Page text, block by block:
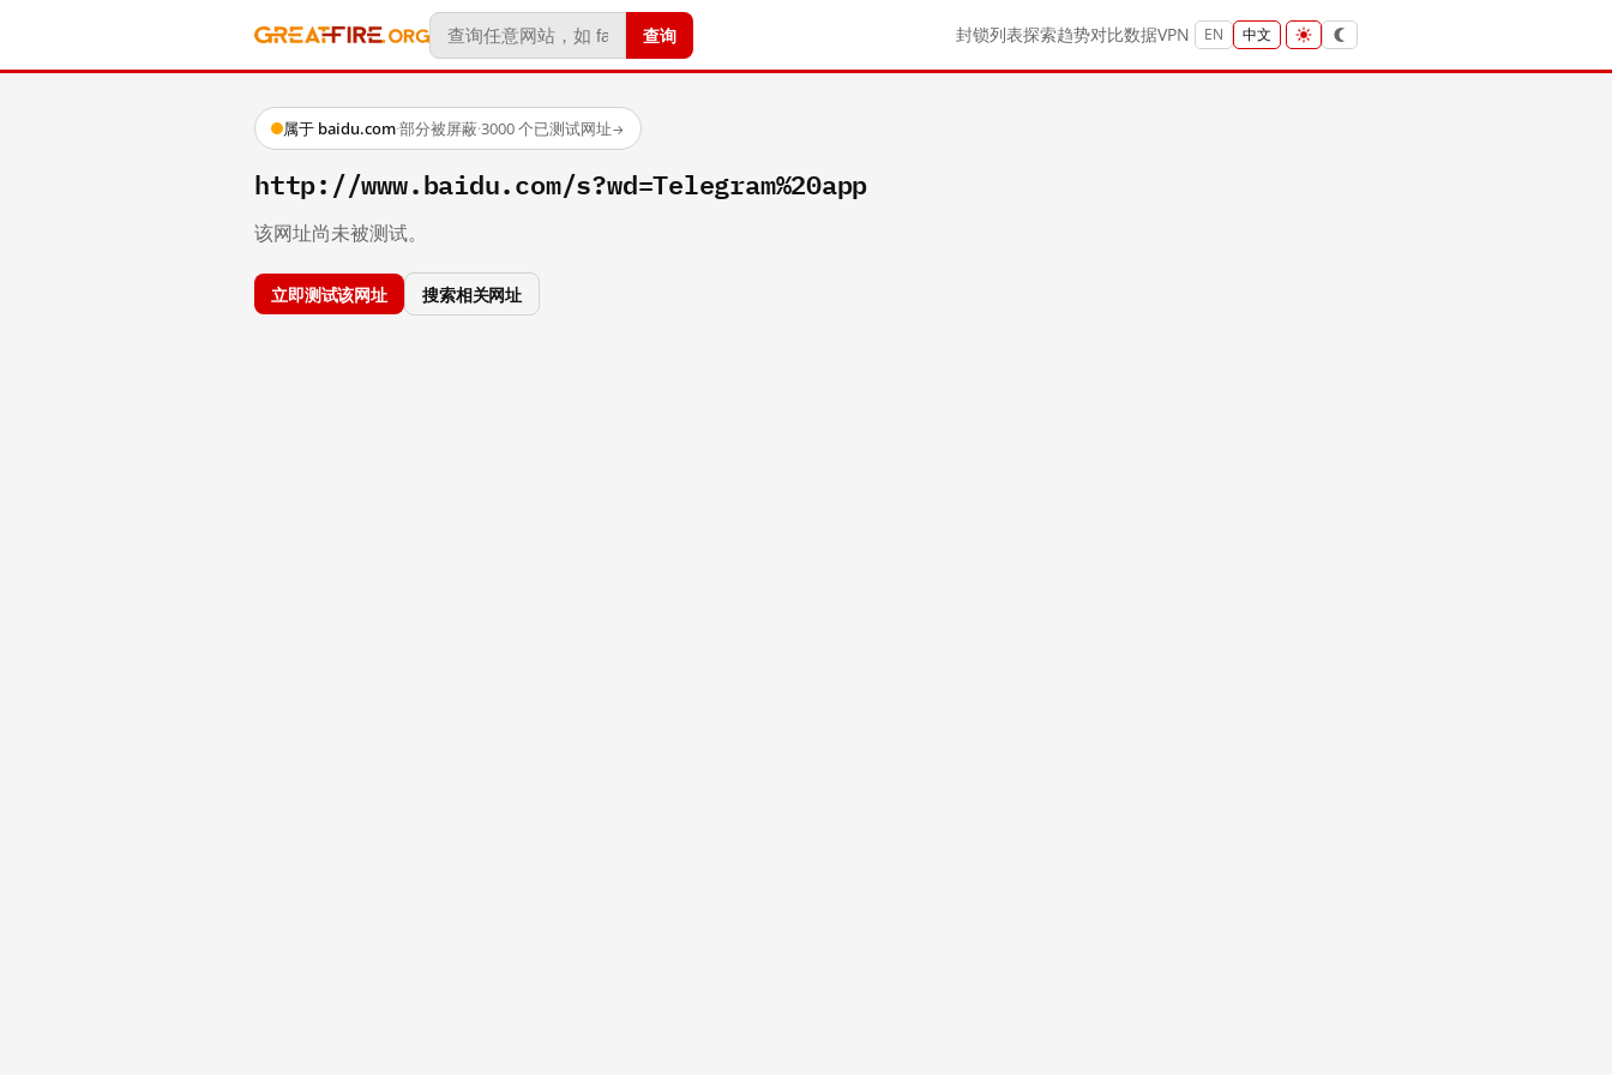
查询 封锁列表探索趋势对比数据VPN EN 中文
属于 baidu.com·部分被屏蔽·3000 个已测试网址→
http://www.baidu.com/s?wd=Telegram%20app
该网址尚未被测试。
立即测试该网址 搜索相关网址